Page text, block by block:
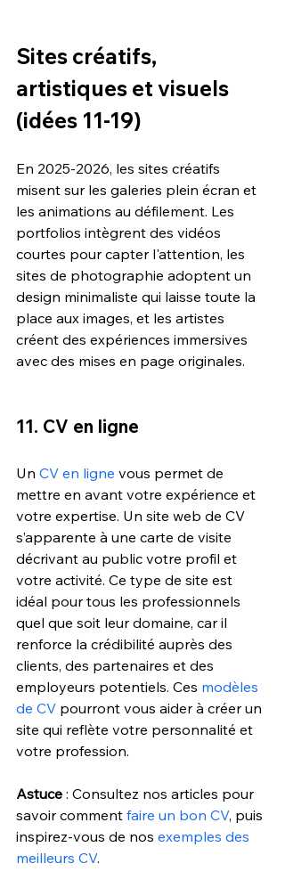
Sites créatifs,
artistiques et visuels
(idées 11-19)
En 2025-2026, les sites créatifs
misent sur les galeries plein écran et
les animations au défilement. Les
portfolios intègrent des vidéos
courtes pour capter l'attention, les
sites de photographie adoptent un
design minimaliste qui laisse toute la
place aux images, et les artistes
créent des expériences immersives
avec des mises en page originales.
11. CV en ligne
Un CV en ligne vous permet de
mettre en avant votre expérience et
votre expertise. Un site web de CV
s’apparente à une carte de visite
décrivant au public votre profil et
votre activité. Ce type de site est
idéal pour tous les professionnels
quel que soit leur domaine, car il
renforce la crédibilité auprès des
clients, des partenaires et des
employeurs potentiels. Ces modèles
de CV pourront vous aider à créer un
site qui reflète votre personnalité et
votre profession.
Astuce : Consultez nos articles pour
savoir comment faire un bon CV, puis
inspirez-vous de nos exemples des
meilleurs CV.